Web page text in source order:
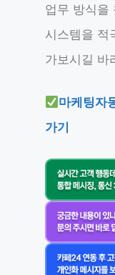
업무 방식을
시스템을 적
가보시길 바
마케팅자
가기